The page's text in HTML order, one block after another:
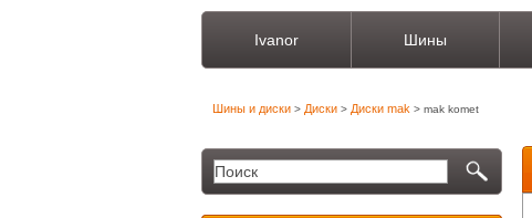
Ivanor Шины
Шины и диски > Диски > Диски mak > mak komet